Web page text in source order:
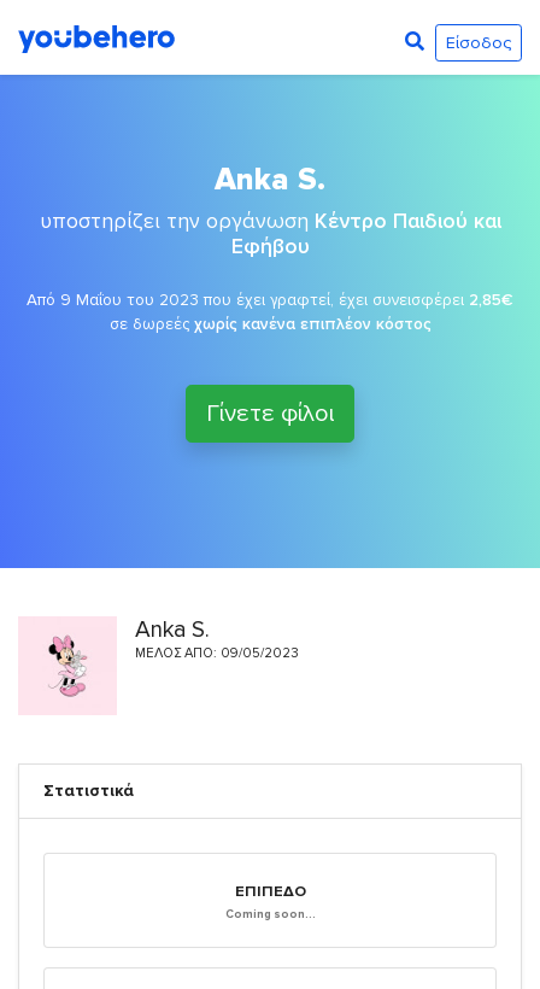
Είσοδος
Anka S.
υποστηρίζει την οργάνωση Κέντρο Παιδιού και
Εφήβου
Από 9 Μαΐου του 2023 που έχει γραφτεί, έχει συνεισφέρει 2,85€
σε δωρεές χωρίς κανένα επιπλέον κόστος
Γίνετε φίλοι
Anka S.
ΜΈΛΟΣ ΑΠΌ: 09/05/2023
Στατιστικά
ΕΠΊΠΕΔΟ
Coming soon...